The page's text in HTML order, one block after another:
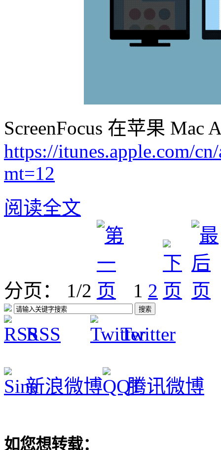
ScreenFocus 在苹果 Mac
https://itunes.apple.com/
mt=12
阅读全文
分页： 1/2 1 2
RSS Twitter
新浪微博 腾讯微博
如您想转载：